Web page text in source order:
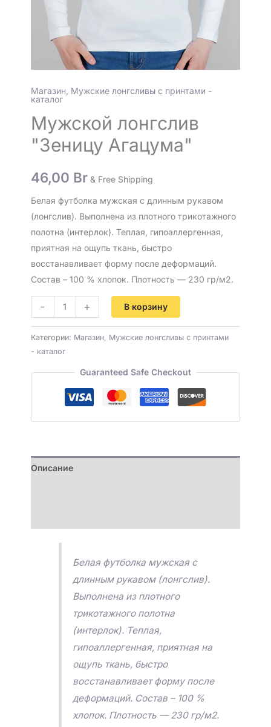
Магазин Мужские лонгсливы с принтами -
каталог
Мужской лонгслив
"Зеницу Агацума"
46,00 Br & Free Shipping
Белая футболка мужская с длинным рукавом
(лонгслив). Выполнена из плотного трикотажного
полотна (интерлок). Теплая, гипоаллергенная,
приятная на ощупь ткань, быстро
восстанавливает форму после деформаций.
Состав – 100 % хлопок. Плотность — 230 гр/м2.
- + В корзину
Категории: Магазин, Мужские лонгсливы с принтами
- каталог
Guaranteed Safe Checkout
Описание
Белая футболка мужская с
длинным рукавом (лонгслив).
Выполнена из плотного
трикотажного полотна
(интерлок). Теплая,
гипоаллергенная, приятная на
ощупь ткань, быстро
восстанавливает форму после
деформаций. Состав – 100 %
хлопок. Плотность — 230 гр/м2.